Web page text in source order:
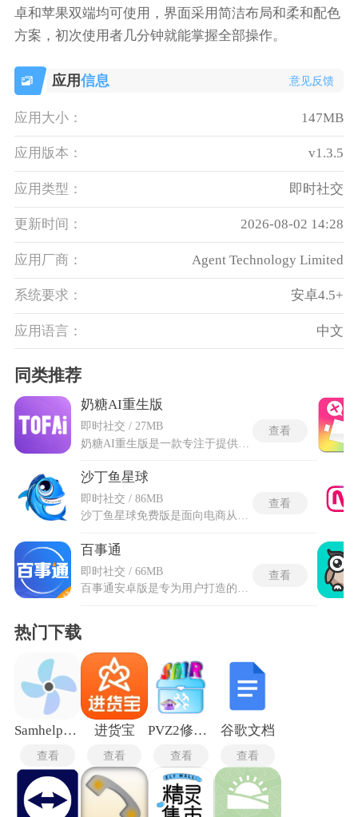
卓和苹果双端均可使用，界面采用简洁布局和柔和配色
方案，初次使用者几分钟就能掌握全部操作。
应用信息 意见反馈
应用大小： 147MB
应用版本： v1.3.5
应用类型： 即时社交
更新时间： 2026-08-02 14:28
应用厂商： Agent Technology Limited
系统要求： 安卓4.5+
应用语言： 中文
同类推荐
奶糖AI重生版
即时社交 / 27MB
查看
沙丁鱼星球
即时社交 / 86MB
沙丁鱼星球免费版是面向电商从业者打造的专属综合服务工具，依托分层社交体系搭建专属电商交流圈层，覆盖主流电商平台入驻认证服务。沙丁鱼星球免费版开放平台基础核心功能，无需付费解锁基础社交、基础数据查询及简易电商辅助工具，剔除专业付费增值模块。平台通过地域、电商品类和运营规模划分交流圈层，规避无效交流场景，助力从业者对接行业资源、共享行业资讯。同时搭载多端数据同步、线上互动沟通和内容分享等实用功能，为普通电商从业者提供零成本的一站式行业服务渠道。
查看
百事通
即时社交 / 66MB
查看
热门下载
Samhelper改比例助手
查看
进货宝
查看
PVZ2修改器手机版
查看
谷歌文档
查看